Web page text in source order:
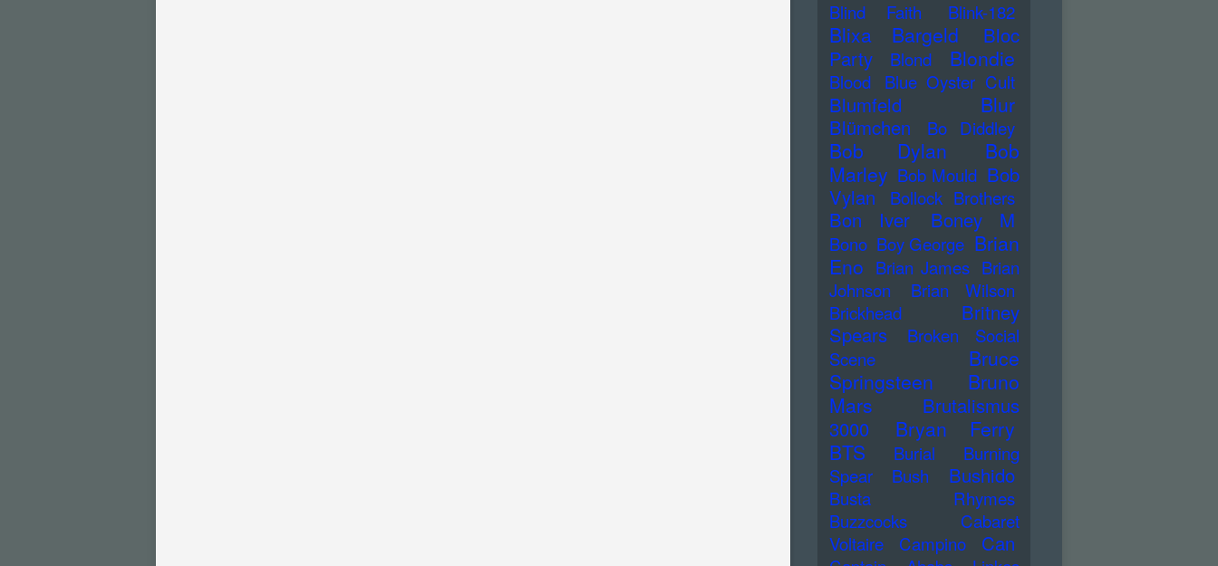
Blind Faith
Blink-182
Blixa Bargeld
Bloc
Party
Blond Blondie
Blood Blue Oyster Cult
Blumfeld Blur
Blümchen Bo Diddley
Bob Dylan
Bob
Marley Bob Mould Bob
Vylan
Bollock Brothers
Bon Iver Boney M
Bono Boy George Brian
Eno Brian James Brian
Johnson
Brian Wilson
Brickhead
Britney
Spears
Broken Social
Scene
Bruce
Springsteen
Bruno
Mars
Brutalismus
3000
Bryan Ferry
BTS
Burial
Burning
Spear
Bush Bushido
Busta Rhymes
Buzzcocks
Cabaret
Voltaire
Campino Can